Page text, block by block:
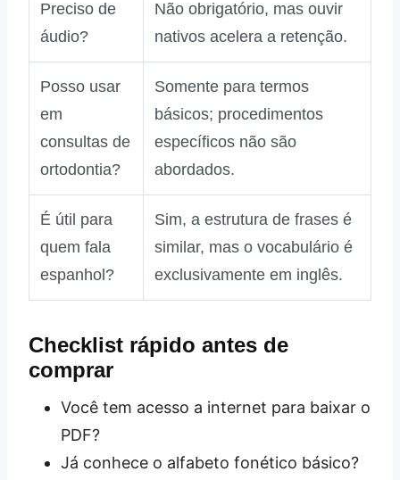
Preciso de
áudio?
Não obrigatório, mas ouvir
nativos acelera a retenção.
Posso usar
em
consultas de
ortodontia?
Somente para termos
básicos; procedimentos
específicos não são
abordados.
É útil para
quem fala
espanhol?
Sim, a estrutura de frases é
similar, mas o vocabulário é
exclusivamente em inglês.
Checklist rápido antes de
comprar
Você tem acesso a internet para baixar o
PDF?
Já conhece o alfabeto fonético básico?